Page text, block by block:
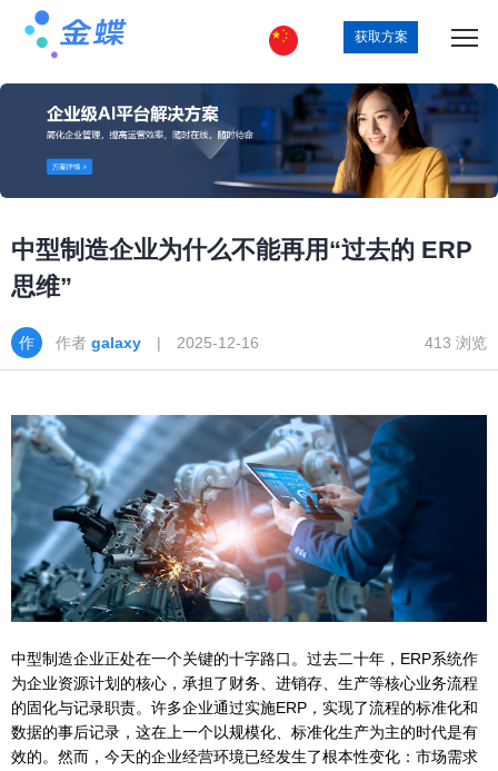
获取方案
中型制造企业为什么不能再用“过去的 ERP
思维”
作者 galaxy | 2025-12-16 413 浏览
中型制造企业正处在一个关键的十字路口。过去二十年，ERP系统作
为企业资源计划的核心，承担了财务、进销存、生产等核心业务流程
的固化与记录职责。许多企业通过实施ERP，实现了流程的标准化和
数据的事后记录，这在上一个以规模化、标准化生产为主的时代是有
效的。然而，今天的企业经营环境已经发生了根本性变化：市场需求